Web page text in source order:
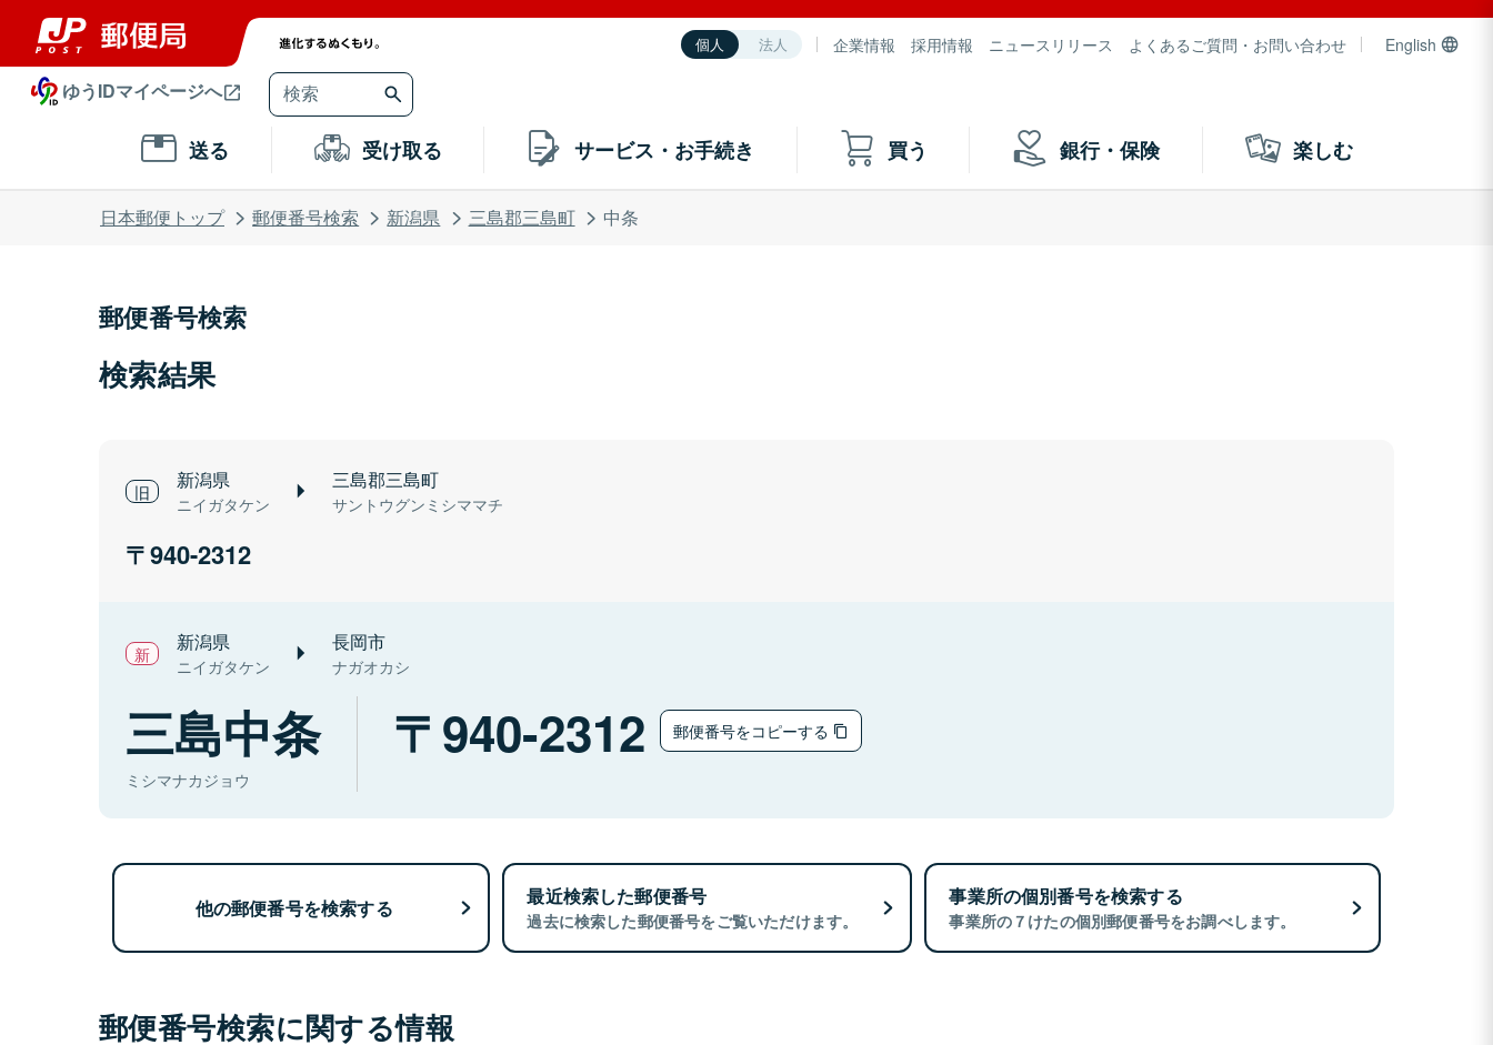
個人 法人 企業情報 採用情報 ニュースリリース よくあるご質問・お問い合わせ English
ゆうIDマイページへ
送る 受け取る サービス・お手続き 買う 銀行・保険 楽しむ
日本郵便トップ 郵便番号検索 新潟県 三島郡三島町 中条
郵便番号検索
検索結果
新潟県
ニイガタケン
三島郡三島町
サントウグンミシママチ
940-2312
新潟県
ニイガタケン
長岡市
ナガオカシ
三島中条
ミシマナカジョウ
940-2312 郵便番号をコピーする
他の郵便番号を検索する 最近検索した郵便番号
過去に検索した郵便番号をご覧いただけます。
事業所の個別番号を検索する
事業所の７けたの個別郵便番号をお調べします。
郵便番号検索に関する情報